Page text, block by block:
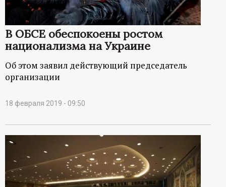
В ОБСЕ обеспокоены ростом
национализма на Украине
Об этом заявил действующий председатель
организации
18 февраля 2019 - 09:50